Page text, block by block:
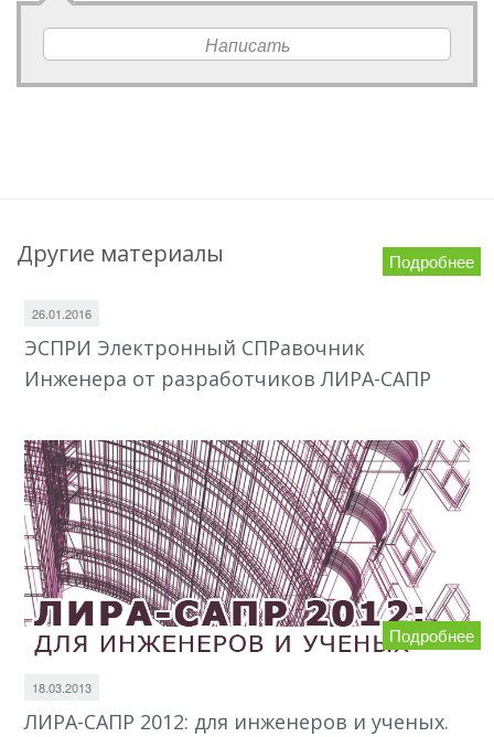
Написать
Другие материалы Подробнее
26.01.2016
ЭСПРИ Электронный СПРавочник
Инженера от разработчиков ЛИРА-САПР
Подробнее
18.03.2013
ЛИРА-САПР 2012: для инженеров и ученых.